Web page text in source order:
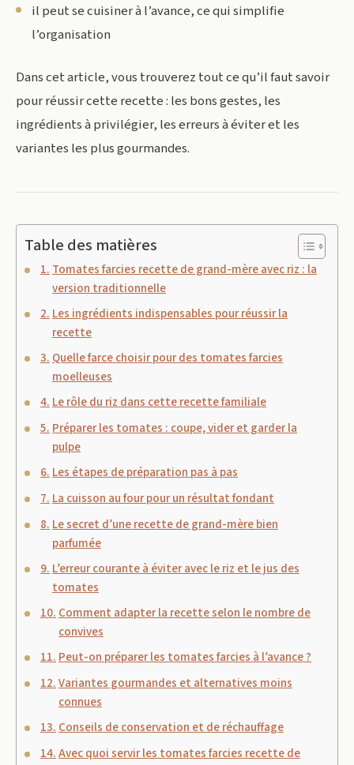
il peut se cuisiner à l’avance, ce qui simplifie
l’organisation
Dans cet article, vous trouverez tout ce qu’il faut savoir
pour réussir cette recette : les bons gestes, les
ingrédients à privilégier, les erreurs à éviter et les
variantes les plus gourmandes.
Table des matières
Tomates farcies recette de grand-mère avec riz : la
version traditionnelle
Les ingrédients indispensables pour réussir la
recette
Quelle farce choisir pour des tomates farcies
moelleuses
Le rôle du riz dans cette recette familiale
Préparer les tomates : coupe, vider et garder la
pulpe
Les étapes de préparation pas à pas
La cuisson au four pour un résultat fondant
Le secret d’une recette de grand-mère bien
parfumée
L’erreur courante à éviter avec le riz et le jus des
tomates
Comment adapter la recette selon le nombre de
convives
Peut-on préparer les tomates farcies à l’avance ?
Variantes gourmandes et alternatives moins
connues
Conseils de conservation et de réchauffage
Avec quoi servir les tomates farcies recette de